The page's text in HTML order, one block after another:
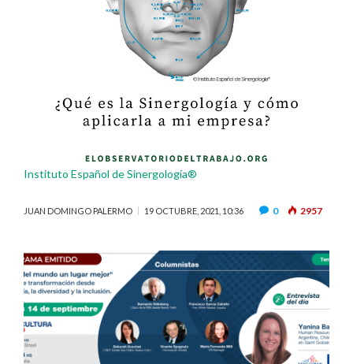
Instituto Español de Sinergología®
JUAN DOMINGO PALERMO 19 OCTUBRE, 2021, 10:36 0 2957